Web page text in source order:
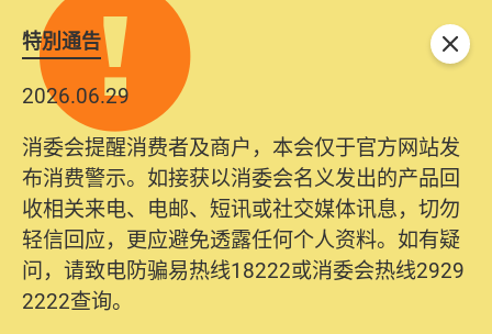
特別通告
2026.06.29
消委会提醒消费者及商户，本会仅于官方网站发
布消费警示。如接获以消委会名义发出的产品回
收相关来电、电邮、短讯或社交媒体讯息，切勿
轻信回应，更应避免透露任何个人资料。如有疑
问，请致电防骗易热线18222或消委会热线2929
2222查询。
关闭